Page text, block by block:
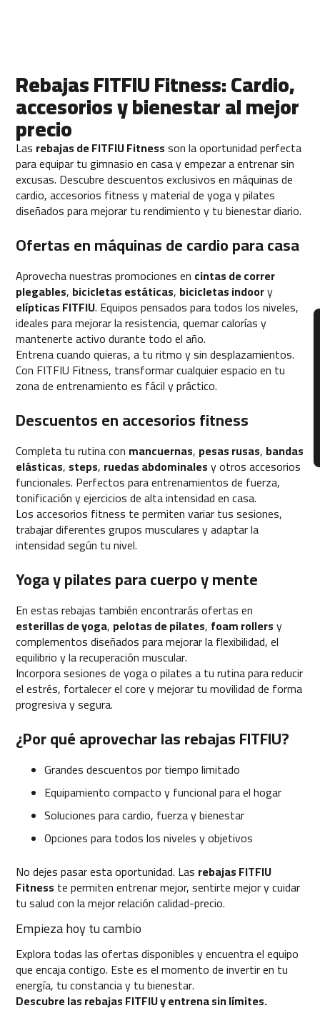
m
c
-
2
6
m
c
-
0
c
-
4
6
0
m
-
5
0
m
c
-
5
6
m
-
6
0
0
C
i
n
a
e
r
e
M
C
-
0
b
i
c
i
Rebajas FITFIU Fitness: Cardio,
accesorios y bienestar al mejor
precio
Las rebajas de FITFIU Fitnessson la oportunidad perfecta
para equipar tu gimnasio en casa y empezar a entrenar sin
excusas. Descubre descuentos exclusivos en máquinas de
cardio, accesorios fitness y material de yoga y pilates
diseñados para mejorar tu rendimiento y tu bienestar diario.
Ofertas en máquinas de cardio para casa
Aprovecha nuestras promociones en cintas de correr
plegables, bicicletas estáticas, bicicletas indoory
elípticas FITFIU. Equipos pensados para todos los niveles,
ideales para mejorar la resistencia, quemar calorías y
mantenerte activo durante todo el año.
Entrena cuando quieras, a tu ritmo y sin desplazamientos.
Con FITFIU Fitness, transformar cualquier espacio en tu
zona de entrenamiento es fácil y práctico.
Descuentos en accesorios fitness
Completa tu rutina con mancuernas, pesas rusas, bandas
elásticas, steps, ruedas abdominalesy otros accesorios
funcionales. Perfectos para entrenamientos de fuerza,
tonificación y ejercicios de alta intensidad en casa.
Los accesorios fitness te permiten variar tus sesiones,
trabajar diferentes grupos musculares y adaptar la
intensidad según tu nivel.
Yoga y pilates para cuerpo y mente
En estas rebajas también encontrarás ofertas en
esterillas de yoga, pelotas de pilates, foam rollersy
complementos diseñados para mejorar la flexibilidad, el
equilibrio y la recuperación muscular.
Incorpora sesiones de yoga o pilates a tu rutina para reducir
el estrés, fortalecer el core y mejorar tu movilidad de forma
progresiva y segura.
¿Por qué aprovechar las rebajas FITFIU?
Grandes descuentos por tiempo limitado
Equipamiento compacto y funcional para el hogar
Soluciones para cardio, fuerza y bienestar
Opciones para todos los niveles y objetivos
No dejes pasar esta oportunidad. Las rebajas FITFIU
Fitness te permiten entrenar mejor, sentirte mejor y cuidar
tu salud con la mejor relación calidad-precio.
Empieza hoy tu cambio
Explora todas las ofertas disponibles y encuentra el equipo
que encaja contigo. Este es el momento de invertir en tu
energía, tu constancia y tu bienestar.
Descubre las rebajas FITFIU y entrena sin límites.